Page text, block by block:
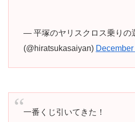
— 平塚のヤリスクロス乗りの
(@hiratsukasaiyan)
一番くじ引いてきた！